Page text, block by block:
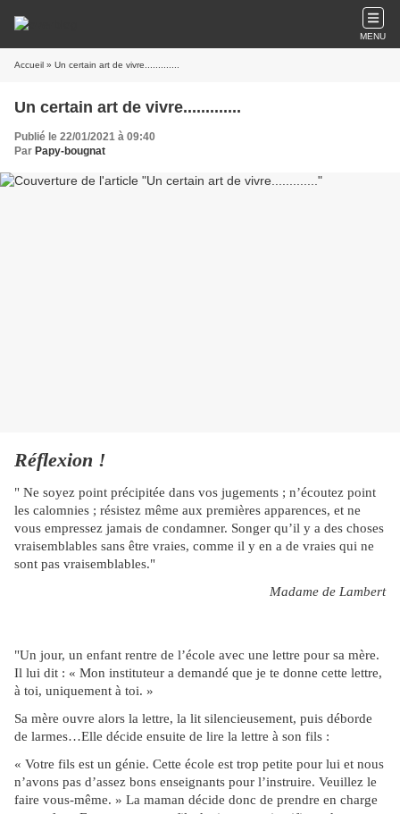
MENU
Accueil » Un certain art de vivre.............
Un certain art de vivre.............
Publié le 22/01/2021 à 09:40
Par Papy-bougnat
Réflexion !
" Ne soyez point précipitée dans vos jugements ; n’écoutez point
les calomnies ; résistez même aux premières apparences, et ne
vous empressez jamais de condamner. Songer qu’il y a des choses
vraisemblables sans être vraies, comme il y en a de vraies qui ne
sont pas vraisemblables."
Madame de Lambert
"Un jour, un enfant rentre de l’école avec une lettre pour sa mère.
Il lui dit : « Mon instituteur a demandé que je te donne cette lettre,
à toi, uniquement à toi. »
Sa mère ouvre alors la lettre, la lit silencieusement, puis déborde
de larmes…Elle décide ensuite de lire la lettre à son fils :
« Votre fils est un génie. Cette école est trop petite pour lui et nous
n’avons pas d’assez bons enseignants pour l’instruire. Veuillez le
faire vous-même. » La maman décide donc de prendre en charge